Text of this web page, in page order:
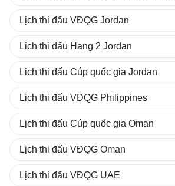
Lịch thi đấu VĐQG Jordan
Lịch thi đấu Hạng 2 Jordan
Lịch thi đấu Cúp quốc gia Jordan
Lịch thi đấu VĐQG Philippines
Lịch thi đấu Cúp quốc gia Oman
Lịch thi đấu VĐQG Oman
Lịch thi đấu VĐQG UAE